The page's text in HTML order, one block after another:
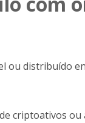
ou distribuído
criptoativos ou